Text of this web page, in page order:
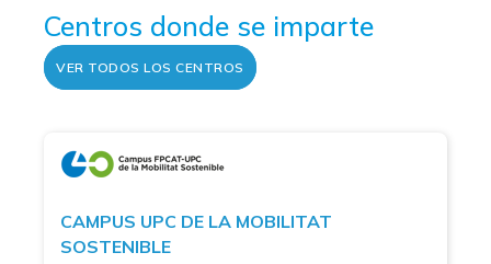
Centros donde se imparte
VER TODOS LOS CENTROS
CAMPUS UPC DE LA MOBILITAT
SOSTENIBLE